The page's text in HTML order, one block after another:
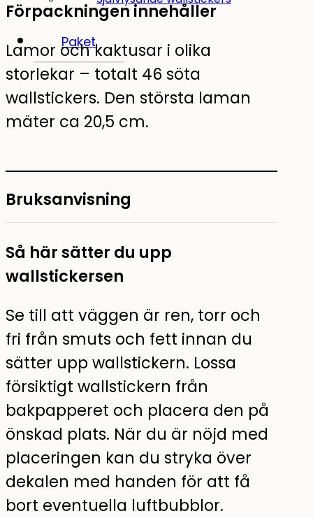
Paket
Förpackningen innehåller
Lamor och kaktusar i olika
storlekar – totalt 46 söta
wallstickers. Den största laman
mäter ca 20,5 cm.
Bruksanvisning
Så här sätter du upp
wallstickersen
Se till att väggen är ren, torr och
fri från smuts och fett innan du
sätter upp wallstickern. Lossa
försiktigt wallstickern från
bakpapperet och placera den på
önskad plats. När du är nöjd med
placeringen kan du stryka över
dekalen med handen för att få
bort eventuella luftbubblor.